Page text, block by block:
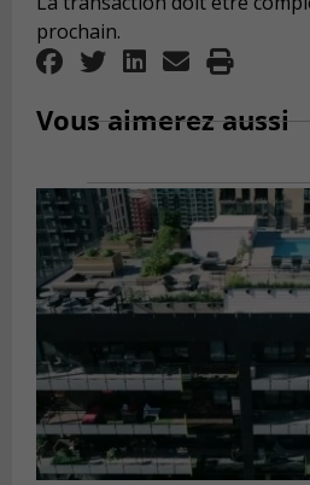
prochain.
Vous aimerez aussi